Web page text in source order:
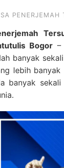
PENERJEMAH
Bogor
banyak
lebih banyak
banyak